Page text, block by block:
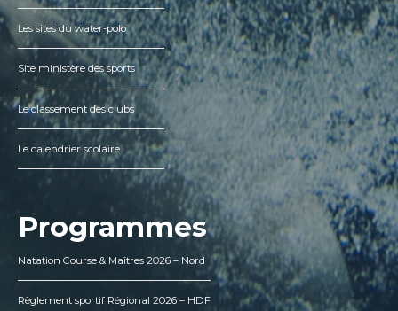
Les sites du water-polo
Site ministère des sports
Le classement des clubs
Le calendrier scolaire
Programmes
Natation Course & Maîtres 2026 – Nord
Règlement sportif Régional 2026 – HDF